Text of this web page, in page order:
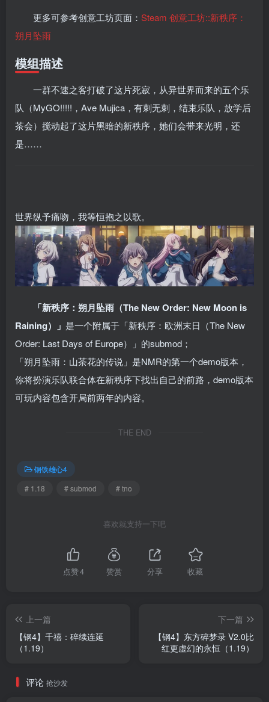
更多可参考创意工坊页面： Steam 创意工坊::新秩序：
朔月坠雨
模组描述
一群不速之客打破了这片死寂，从异世界而来的五个乐
队（MyGO!!!!!，Ave Mujica，有刺无刺，结束乐队，放学后
茶会）搅动起了这片黑暗的新秩序，她们会带来光明，还
是……
世界纵予痛吻，我等恒抱之以歌。
「新秩序：朔月坠雨（The New Order: New Moon is
Raining）」 是一个附属于 「新秩序：欧洲末日（The New
Order: Last Days of Europe）」 的submod；
「朔月坠雨：山茶花的传说」是NMR的第一个demo版本，
你将扮演乐队联合体在新秩序下找出自己的前路，demo版本
可玩内容包含开局前两年的内容。
THE END
钢铁雄心4
# 1.18
# submod # tno
喜欢就支持一下吧
点赞4 赞赏 分享 收藏
上一篇
【钢4】千禧：碎续连延
（1.19）
下一篇
【钢4】东方碎梦录 V2.0比
红更虚幻的永恒（1.19）
评论 抢沙发